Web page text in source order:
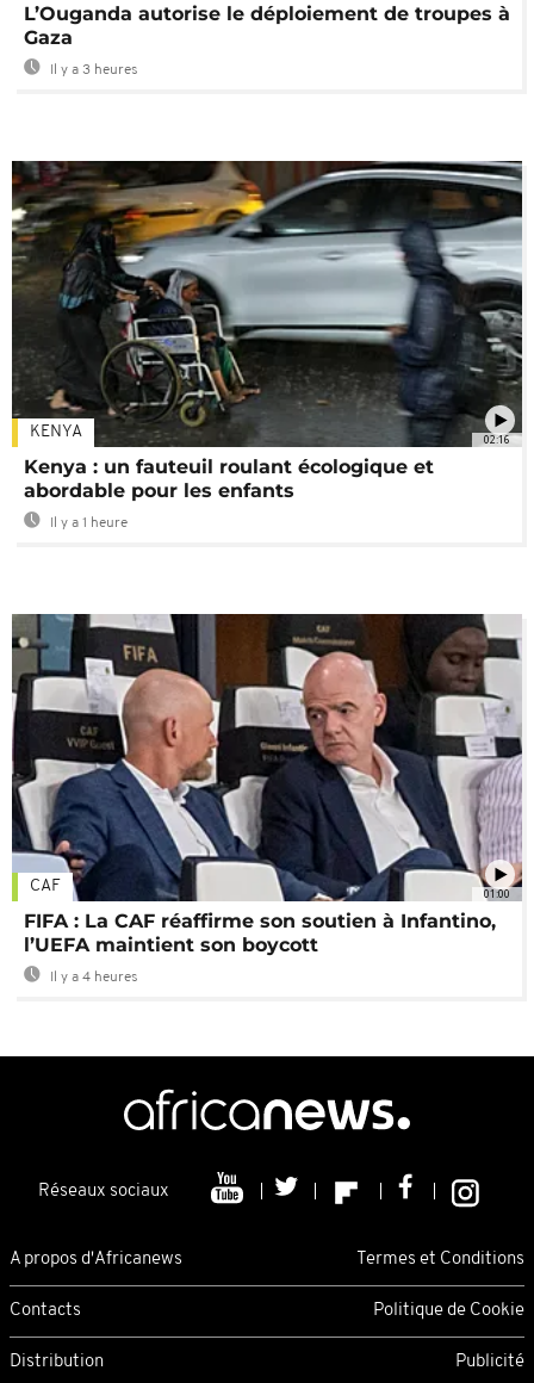
L’Ouganda autorise le déploiement de troupes à
Gaza
Il y a 3 heures
02:16
KENYA
Kenya : un fauteuil roulant écologique et
abordable pour les enfants
Il y a 1 heure
01:00
CAF
FIFA : La CAF réaffirme son soutien à Infantino,
l’UEFA maintient son boycott
Il y a 4 heures
Réseaux sociaux
A propos d'Africanews Termes et Conditions
Contacts Politique de Cookie
Distribution Publicité